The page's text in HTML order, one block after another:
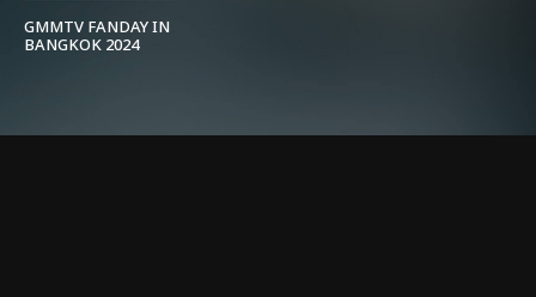
GMMTV FANDAY IN
BANGKOK 2024